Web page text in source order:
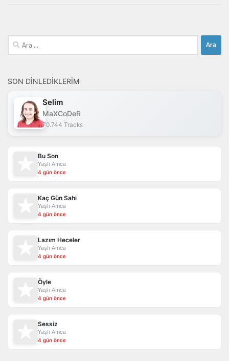
Arama:
SON DINLEDIKLERIM
Selim
MaXCoDeR
70.744 Tracks
Bu Son
Yaşlı Amca
4 gün önce
Kaç Gün Sahi
Yaşlı Amca
4 gün önce
Lazım Heceler
Yaşlı Amca
4 gün önce
Öyle
Yaşlı Amca
4 gün önce
Sessiz
Yaşlı Amca
4 gün önce